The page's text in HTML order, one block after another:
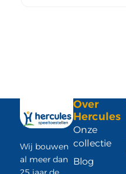
Wij bouwen
al meer dan
Over
Hercules
Onze
collectie
Blog